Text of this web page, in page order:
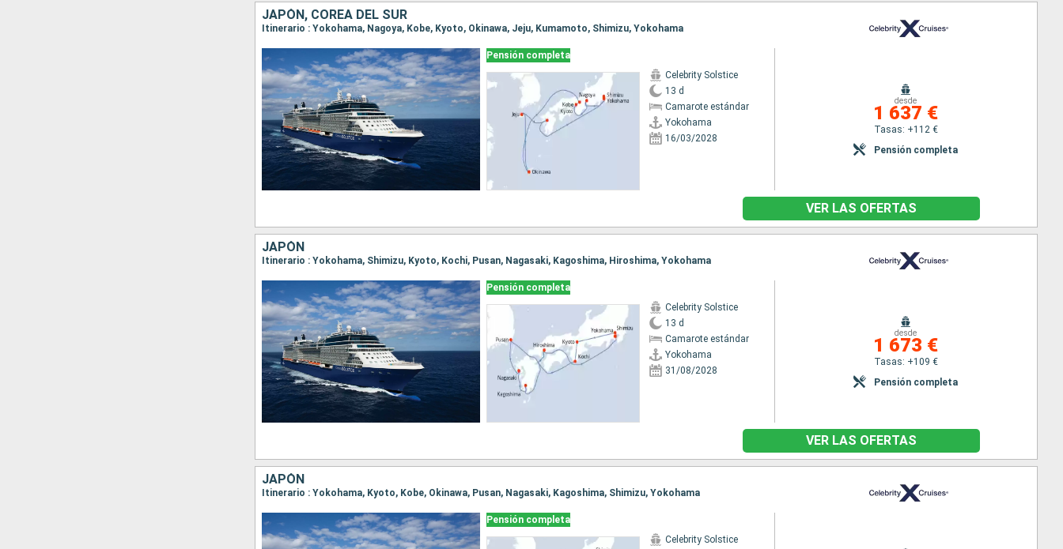
JAPÓN, COREA DEL SUR
Itinerario : Yokohama, Nagoya, Kobe, Kyoto, Okinawa, Jeju, Kumamoto, Shimizu, Yokohama
Pensión completa
Celebrity Solstice
13 d
Camarote estándar
Yokohama
16/03/2028
desde
1 637 €
Tasas: +112 €
Pensión completa
VER LAS OFERTAS
JAPÓN
Itinerario : Yokohama, Shimizu, Kyoto, Kochi, Pusan, Nagasaki, Kagoshima, Hiroshima, Yokohama
Pensión completa
Celebrity Solstice
13 d
Camarote estándar
Yokohama
31/08/2028
desde
1 673 €
Tasas: +109 €
Pensión completa
VER LAS OFERTAS
JAPÓN
Itinerario : Yokohama, Kyoto, Kobe, Okinawa, Pusan, Nagasaki, Kagoshima, Shimizu, Yokohama
Pensión completa
Celebrity Solstice